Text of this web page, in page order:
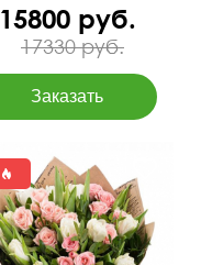
15800 руб.
17330 руб.